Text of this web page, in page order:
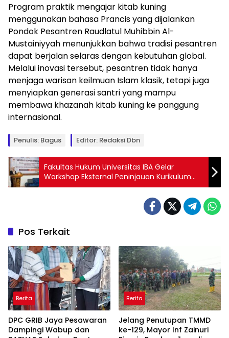
Program praktik mengajar kitab kuning
menggunakan bahasa Prancis yang dijalankan
Pondok Pesantren Raudlatul Muhibbin Al-
Mustainiyyah menunjukkan bahwa tradisi pesantren
dapat berjalan selaras dengan kebutuhan global.
Melalui inovasi tersebut, pesantren tidak hanya
menjaga warisan keilmuan Islam klasik, tetapi juga
menyiapkan generasi santri yang mampu
membawa khazanah kitab kuning ke panggung
internasional.
Penulis: Bagus Editor: Redaksi Dbn
Fakultas Hukum Universitas IBA Gelar
Workshop Eksternal Peninjauan Kurikulum
Berbasis OBE
Pos Terkait
Berita
DPC GRIB Jaya Pesawaran
Dampingi Wabup dan
Berita
Jelang Penutupan TMMD
ke-129, Mayor Inf Zainuri